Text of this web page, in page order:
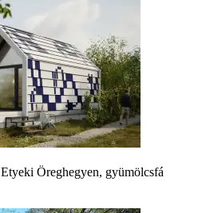
Öreghegyen, gyümölcsfá